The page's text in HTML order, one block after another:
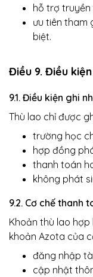
hỗ trợ truyền
ưu tiên tham
biệt.
Điều 9. Điều
9.1. Điều kiện ghi
Thù lao chỉ được
trường học
hợp đồng
thanh toán
không phát
9.2. Cơ chế thanh
Khoản thù lao
khoản Azota của
đăng nhập
cập nhật